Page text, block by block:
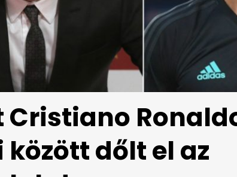
Cristiano
között dőlt el az